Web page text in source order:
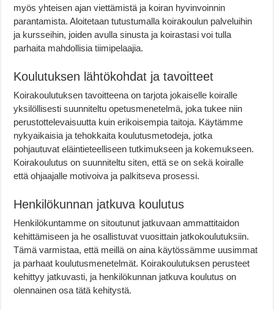
myös yhteisen ajan viettämistä ja koiran hyvinvoinnin
parantamista. Aloitetaan tutustumalla koirakoulun palveluihin
ja kursseihin, joiden avulla sinusta ja koirastasi voi tulla
parhaita mahdollisia tiimipelaajia.
Koulutuksen lähtökohdat ja tavoitteet
Koirakoulutuksen tavoitteena on tarjota jokaiselle koiralle
yksilöllisesti suunniteltu opetusmenetelmä, joka tukee niin
perustottelevaisuutta kuin erikoisempia taitoja. Käytämme
nykyaikaisia ja tehokkaita koulutusmetodeja, jotka
pohjautuvat eläintieteelliseen tutkimukseen ja kokemukseen.
Koirakoulutus on suunniteltu siten, että se on sekä koiralle
että ohjaajalle motivoiva ja palkitseva prosessi.
Henkilökunnan jatkuva koulutus
Henkilökuntamme on sitoutunut jatkuvaan ammattitaidon
kehittämiseen ja he osallistuvat vuosittain jatkokoulutuksiin.
Tämä varmistaa, että meillä on aina käytössämme uusimmat
ja parhaat koulutusmenetelmät. Koirakoulutuksen perusteet
kehittyy jatkuvasti, ja henkilökunnan jatkuva koulutus on
olennainen osa tätä kehitystä.